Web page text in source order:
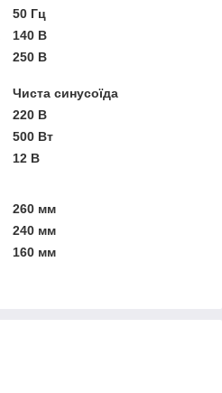
50 Гц
140 В
250 В
Чиста синусоїда
220 В
500 Вт
12 В
260 мм
240 мм
160 мм